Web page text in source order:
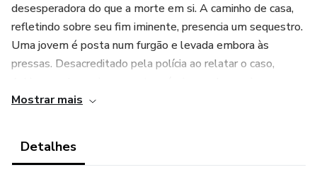
desesperadora do que a morte em si. A caminho de casa,
refletindo sobre seu fim iminente, presencia um sequestro.
Uma jovem é posta num furgão e levada embora às
pressas. Desacreditado pela polícia ao relatar o caso,
rápido, antes que não reste mais tempo. Em algum lugar
usuários podem decidir sobre o destino das vítimas.
Mostrar mais
Detalhes